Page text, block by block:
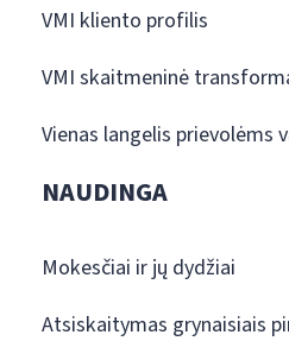
VMI kliento profilis
VMI skaitmeninė
Vienas langelis prievolėms
NAUDINGA
Mokesčiai ir jų dydžiai
Atsiskaitymas grynaisiais